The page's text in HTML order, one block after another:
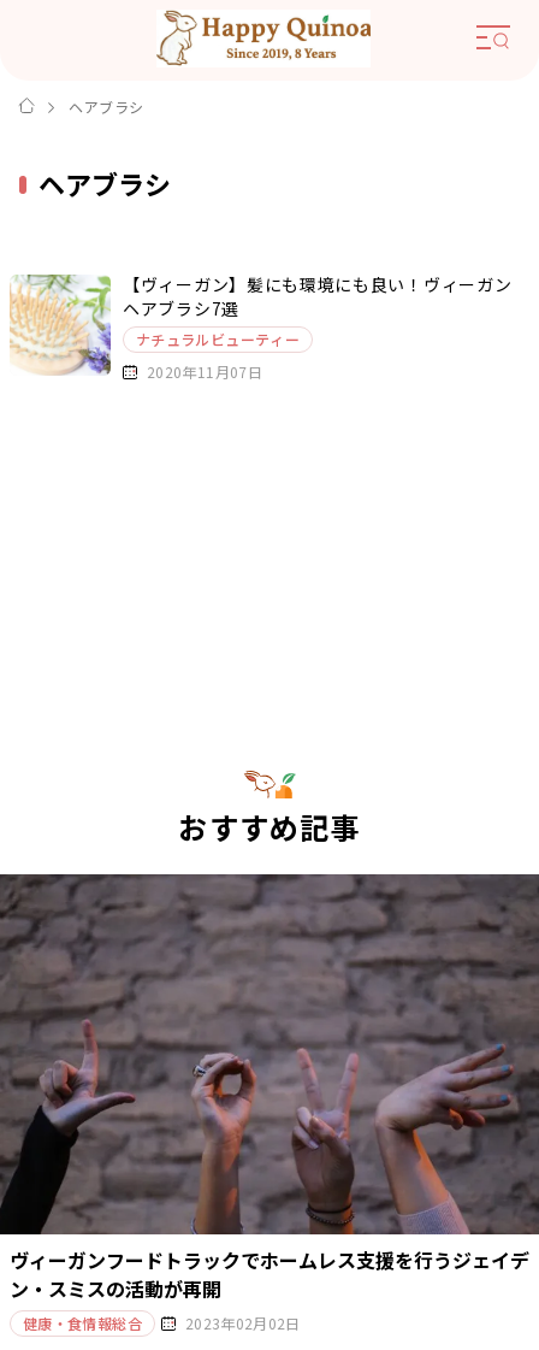
ヘアブラシ
ヘアブラシ
【ヴィーガン】髪にも環境にも良い！ヴィーガン
ヘアブラシ7選
ナチュラルビューティー
2020年11月07日
おすすめ記事
ヴィーガンフードトラックでホームレス支援を行うジェイデ
ン・スミスの活動が再開
健康・食情報総合 2023年02月02日